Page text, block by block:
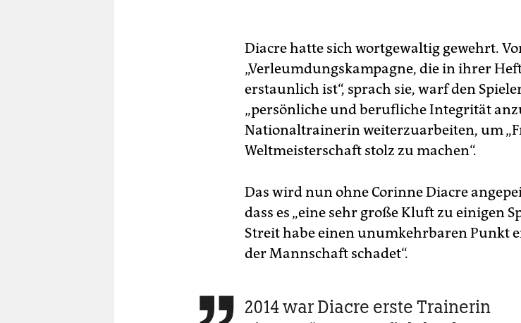
Diacre hatte sich wortgewaltig gewehrt.
„Verleumdungskampagne, die in ihrer
erstaunlich ist“, sprach sie, warf den
„persönliche und berufliche Integrität
Nationaltrainerin weiterzuarbeiten, um
Weltmeisterschaft stolz zu machen“.
Das wird nun ohne Corinne Dia­cre
dass es „eine sehr große Kluft zu einigen
Streit habe einen unumkehrbaren Punkt
der Mannschaft schadet“.
 2014 war Diacre erste Trainerin